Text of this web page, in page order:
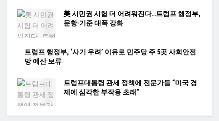
美 시민권 시험 더 어려워진다…트럼프 행정부,
문항·기준 대폭 강화
트럼프 행정부, ‘사기 우려’ 이유로 민주당 주 5곳 사회안전
망 예산 보류
트럼프대통령 관세 정책에 전문가들 “미국 경
제에 심각한 부작용 초래”